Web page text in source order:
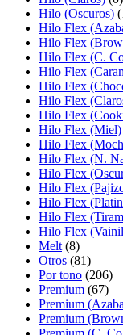
Hilo (Oscuros)
Hilo Flex
Hilo Flex
Hilo Flex (C.
Hilo Flex
Hilo Flex
Hilo Flex
Hilo Flex
Hilo Flex (Miel)
Hilo Flex
Hilo Flex (N.
Hilo Flex
Hilo Flex
Hilo Flex
Hilo Flex
Hilo Flex
Melt (8)
Otros (81)
Por tono (206)
Premium (67)
Premium
Premium